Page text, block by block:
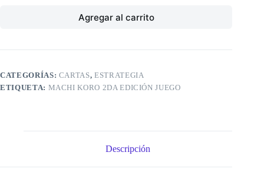
Agregar al carrito
CATEGORÍAS: CARTAS,ESTRATEGIA
ETIQUETA: MACHI KORO 2DA EDICIÓN JUEGO
Descripción